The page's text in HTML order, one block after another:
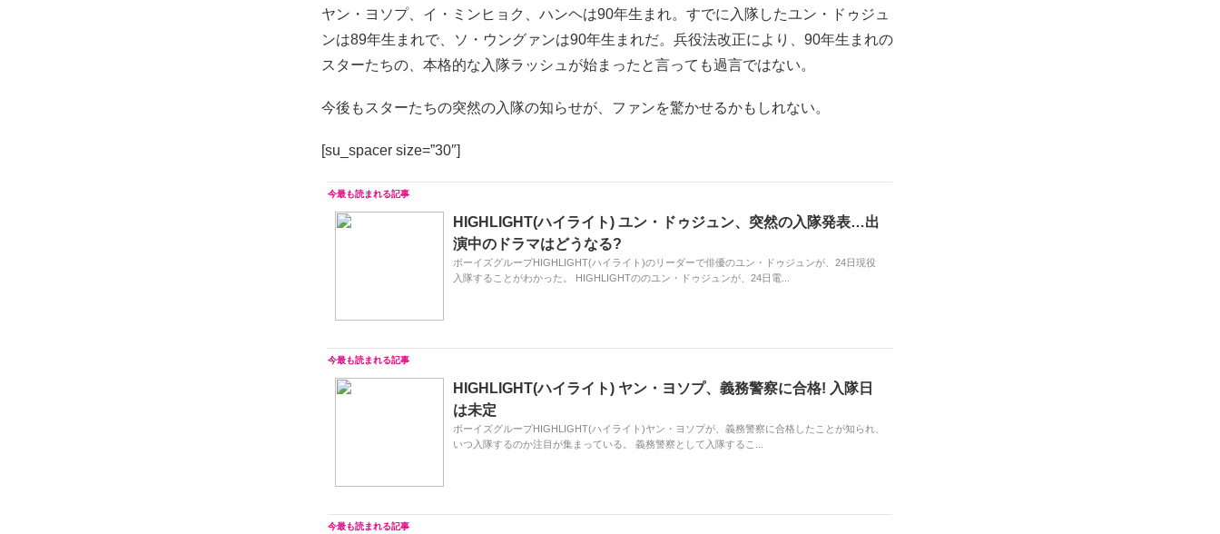
ヤン・ヨソプ、イ・ミンヒョク、ハンヘは90年生まれ。すでに入隊したユン・ドゥジュ
ンは89年生まれで、ソ・ウングァンは90年生まれだ。兵役法改正により、90年生まれの
スターたちの、本格的な入隊ラッシュが始まったと言っても過言ではない。
今後もスターたちの突然の入隊の知らせが、ファンを驚かせるかもしれない。
[su_spacer size=”30″]
HIGHLIGHT(ハイライト) ユン・ドゥジュン、突然の入隊発表…出
演中のドラマはどうなる?
ボーイズグループHIGHLIGHT(ハイライト)のリーダーで俳優のユン・ドゥジュンが、24日現役
入隊することがわかった。 HIGHLIGHTののユン・ドゥジュンが、24日電...
HIGHLIGHT(ハイライト) ヤン・ヨソプ、義務警察に合格! 入隊日
は未定
ボーイズグループHIGHLIGHT(ハイライト)ヤン・ヨソプが、義務警察に合格したことが知られ、
いつ入隊するのか注目が集まっている。 義務警察として入隊するこ...